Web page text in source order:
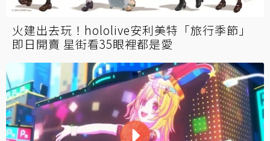
火建出去玩！hololive安利美特「旅行季節」
即日開賣 星街看35眼裡都是愛